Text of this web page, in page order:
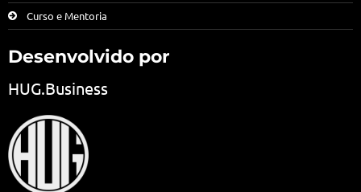
Curso e Mentoria
Desenvolvido por
HUG.Business